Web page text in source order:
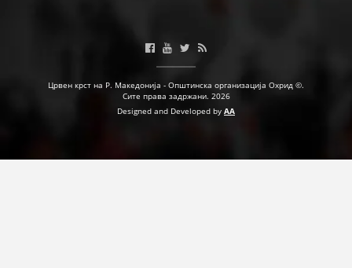
ЕДУКАТИВНО ИНФОРМАТИВНИ МАТЕРИЈАЛИ
Црвен крст на Р. Македонија - Општинска организација Охрид ©.
Сите права задржани. 2026
Designed and Developed by AA